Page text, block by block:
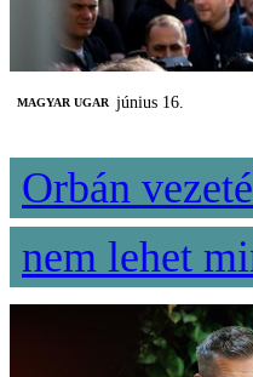
MAGYAR UGAR június 16.
Orbán
nem lehet